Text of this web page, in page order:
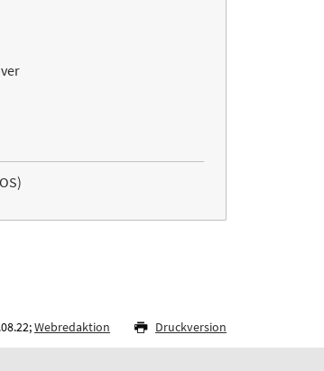
Webredaktion Druckversion